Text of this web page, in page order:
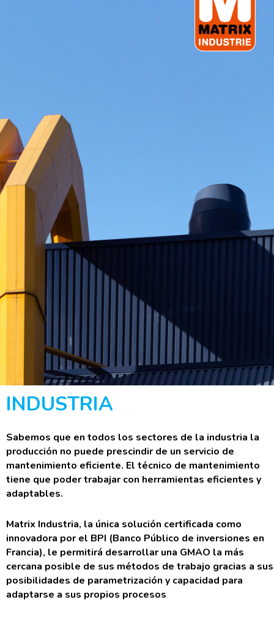
Hit enter to search or ESC to close
INDUSTRIA
Sabemos que en todos los sectores de la industria la
producción no puede prescindir de un servicio de
mantenimiento eficiente. El técnico de mantenimiento
tiene que poder trabajar con herramientas eficientes y
adaptables.
Matrix Industria, la única solución certificada como
innovadora por el BPI (Banco Público de inversiones en
Francia), le permitirá desarrollar una GMAO la más
cercana posible de sus métodos de trabajo gracias a sus
posibilidades de parametrización y capacidad para
adaptarse a sus propios procesos